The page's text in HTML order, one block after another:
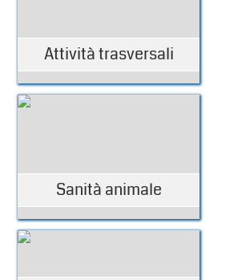
Attività trasversali
Sanità animale